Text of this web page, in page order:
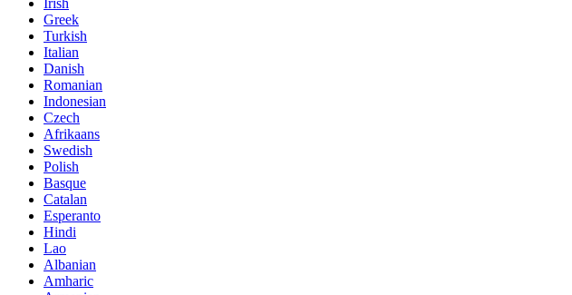
Irish
Greek
Turkish
Italian
Danish
Romanian
Indonesian
Czech
Afrikaans
Swedish
Polish
Basque
Catalan
Esperanto
Hindi
Lao
Albanian
Amharic